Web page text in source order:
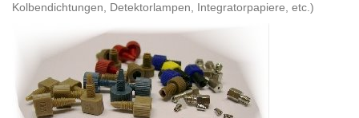
Kolbendichtungen, Detektorlampen, Integratorpapiere, etc.)